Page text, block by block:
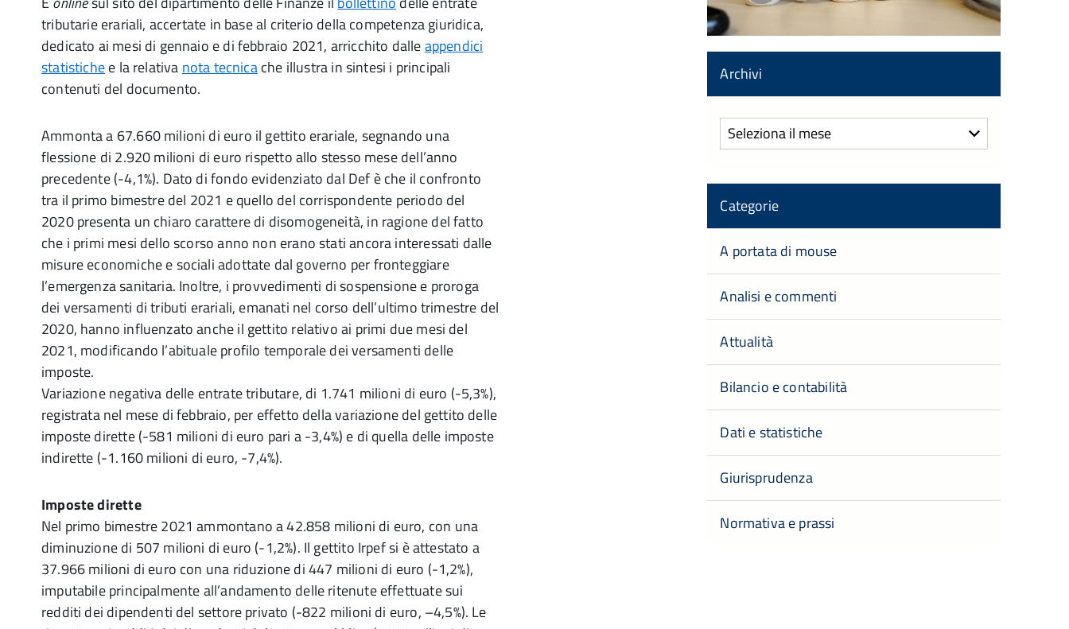
tributarie erariali, accertate in base al criterio della competenza giuridica,
dedicato ai mesi di gennaio e di febbraio 2021, arricchito dalleappendici
statistichee la relativa nota tecnicache illustra in sintesi i principali
contenuti del documento.
Ammonta a 67.660 milioni di euro il gettito erariale, segnando una
flessione di 2.920 milioni di euro rispetto allo stesso mese dell’anno
precedente (-4,1%). Dato di fondo evidenziato dal Def è che il confronto
tra il primo bimestre del 2021 e quello del corrispondente periodo del
2020 presenta un chiaro carattere di disomogeneità, in ragione del fatto
che i primi mesi dello scorso anno non erano stati ancora interessati dalle
misure economiche e sociali adottate dal governo per fronteggiare
l’emergenza sanitaria. Inoltre, i provvedimenti di sospensione e proroga
dei versamenti di tributi erariali, emanati nel corso dell’ultimo trimestre del
2020, hanno influenzato anche il gettito relativo ai primi due mesi del
2021, modificando l’abituale profilo temporale dei versamenti delle
imposte.
Variazione negativa delle entrate tributare, di 1.741 milioni di euro (-5,3%),
registrata nel mese di febbraio, per effetto della variazione del gettito delle
imposte dirette (-581 milioni di euro pari a -3,4%) e di quella delle imposte
indirette (-1.160 milioni di euro, -7,4%).
Imposte dirette
Nel primo bimestre 2021 ammontano a 42.858 milioni di euro, con una
diminuzione di 507 milioni di euro (-1,2%). Il gettito Irpef si è attestato a
37.966 milioni di euro con una riduzione di 447 milioni di euro (-1,2%),
imputabile principalmente all’andamento delle ritenute effettuate sui
redditi dei dipendenti del settore privato (-822 milioni di euro, –4,5%). Le
Archivi
Archivi
Categorie
A portata di mouse
Analisi e commenti
Attualità
Bilancio e contabilità
Dati e statistiche
Giurisprudenza
Normativa e prassi